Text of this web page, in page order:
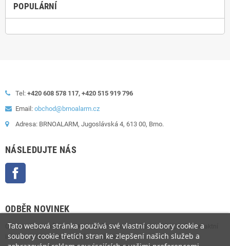
POPULÁRNÍ
Tel: +420 608 578 117, +420 515 919 796
Email: obchod@brnoalarm.cz
Adresa: BRNOALARM, Jugoslávská 4, 613 00, Brno.
NÁSLEDUJTE NÁS
ODBĚR NOVINEK
Odběr novinek můžete kdykoliv zrušit. Pokud to chcete udělat, naše kontaktní
informace naleznete v právním oznámení.
Tato webová stránka používá své vlastní soubory cookie a
soubory cookie třetích stran ke zlepšení našich služeb a